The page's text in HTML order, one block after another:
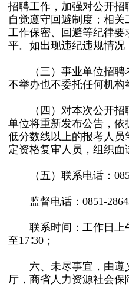
招聘工作，加强对公开
自觉遵守回避制度；相
工作保密、回避等纪律
平。如出现违纪违规情况
（三）事业单位招聘
不举办也不委托任何机构
（四）对本次公开招
单位将重新发布公告，
低分数线以上的报考人
定资格复审人员，组织面
（五）联系电话：
监督电话：0851-
联系时间：工作日上午
至17∶30；
六、未尽事宜，由遵
厅，商省人力资源社会保